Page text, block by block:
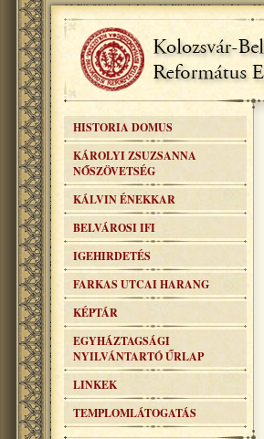
HISTORIA DOMUS
KÁROLYI ZSUZSANNA
NŐSZÖVETSÉG
KÁLVIN ÉNEKKAR
BELVÁROSI IFI
IGEHIRDETÉS
FARKAS UTCAI HARANG
KÉPTÁR
EGYHÁZTAGSÁGI
NYILVÁNTARTÓ ŰRLAP
LINKEK
TEMPLOMLÁTOGATÁS